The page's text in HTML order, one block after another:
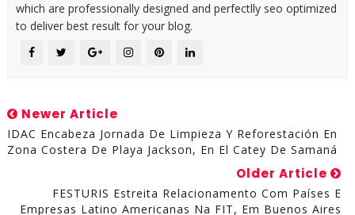
which are professionally designed and perfectlly seo optimized
to deliver best result for your blog.
Newer Article
IDAC Encabeza Jornada De Limpieza Y Reforestación En
Zona Costera De Playa Jackson, En El Catey De Samaná
Older Article
FESTURIS Estreita Relacionamento Com Países E
Empresas Latino Americanas Na FIT, Em Buenos Aires